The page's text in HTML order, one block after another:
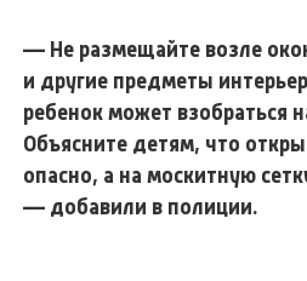
— Не размещайте возле
и другие предметы
ребенок может взобраться
Объясните детям, что
опасно, а на москитную
— добавили в полиции.